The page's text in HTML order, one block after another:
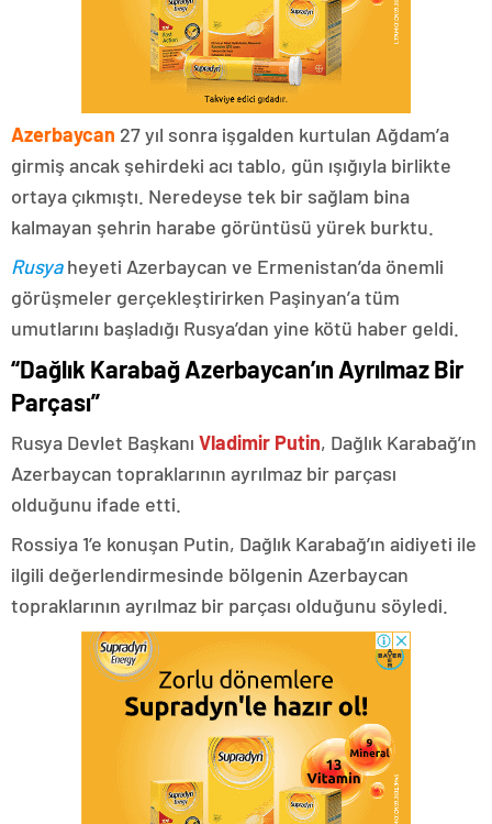
Azerbaycan 27 yıl sonra işgalden kurtulan Ağdam’a
girmiş ancak şehirdeki acı tablo, gün ışığıyla birlikte
ortaya çıkmıştı. Neredeyse tek bir sağlam bina
kalmayan şehrin harabe görüntüsü yürek burktu.
Rusyaheyeti Azerbaycan ve Ermenistan’da önemli
görüşmeler gerçekleştirirken Paşinyan’a tüm
umutlarını başladığı Rusya’dan yine kötü haber geldi.
“Dağlık Karabağ Azerbaycan’ın Ayrılmaz Bir
Parçası”
Rusya Devlet Başkanı Vladimir Putin, Dağlık Karabağ’ın
Azerbaycan topraklarının ayrılmaz bir parçası
olduğunu ifade etti.
Rossiya 1’e konuşan Putin, Dağlık Karabağ’ın aidiyeti ile
ilgili değerlendirmesinde bölgenin Azerbaycan
topraklarının ayrılmaz bir parçası olduğunu söyledi.